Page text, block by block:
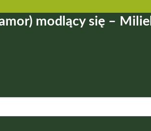
modlący się – Miliel